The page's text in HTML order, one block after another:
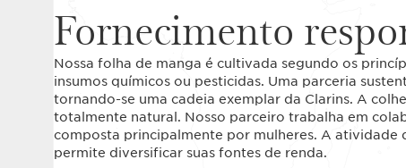
Fornecimento
Nossa folha de manga é cultivada segundo os
insumos químicos ou pesticidas. Uma parceria
tornando-se uma cadeia exemplar da Clarins. A
totalmente natural. Nosso parceiro trabalha em
composta principalmente por mulheres. A atividade
permite diversificar suas fontes de renda.